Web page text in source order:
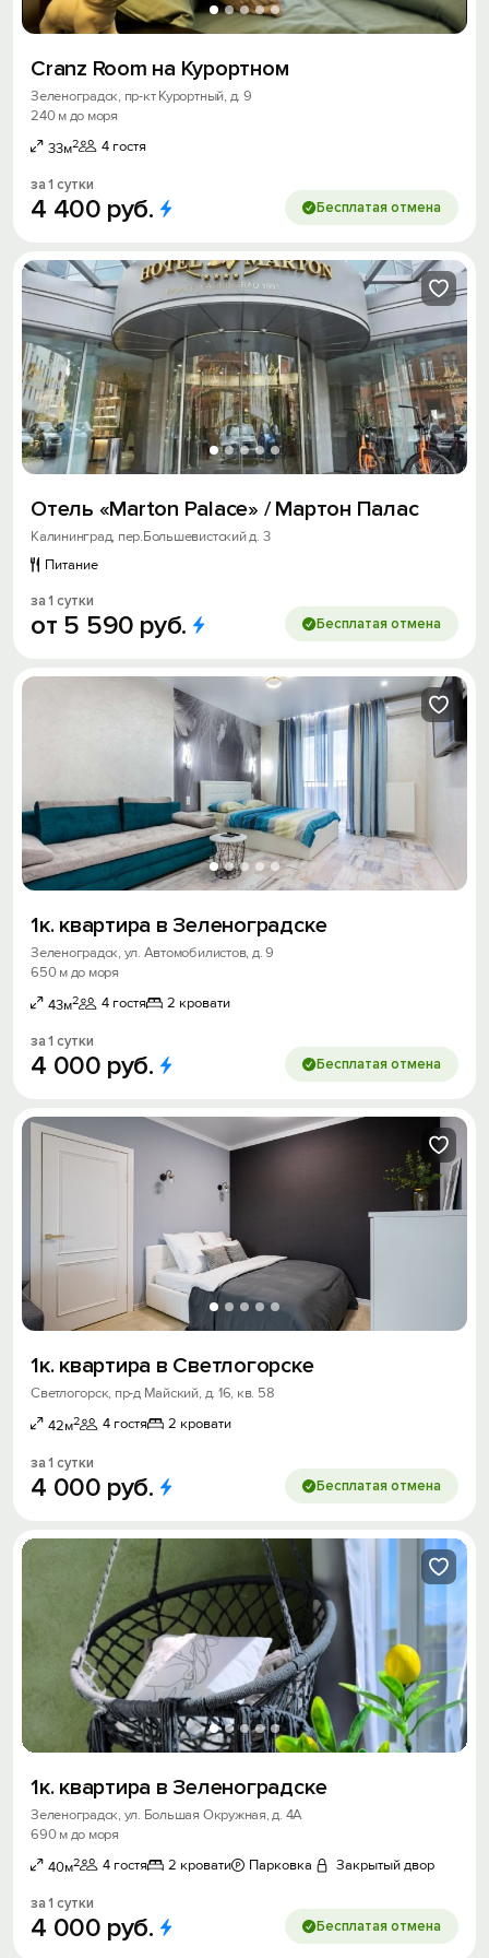
Cranz Room на Курортном
Зеленоградск, пр-кт Курортный, д. 9
240 м до моря
33м2 4 гостя
за 1 сутки
4 400 руб. Бесплатая отмена
Отель «Marton Palace» / Мартон Палас
Калининград, пер.Большевистский д. 3
Питание
за 1 сутки
от 5 590 руб. Бесплатая отмена
1к. квартира в Зеленоградске
Зеленоградск, ул. Автомобилистов, д. 9
650 м до моря
43м2 4 гостя 2 кровати
за 1 сутки
4 000 руб. Бесплатая отмена
1к. квартира в Светлогорске
Светлогорск, пр-д Майский, д. 16, кв. 58
42м2 4 гостя 2 кровати
за 1 сутки
4 000 руб. Бесплатая отмена
1к. квартира в Зеленоградске
Зеленоградск, ул. Большая Окружная, д. 4А
690 м до моря
40м2 4 гостя 2 кровати Парковка Закрытый двор
за 1 сутки
4 000 руб. Бесплатая отмена